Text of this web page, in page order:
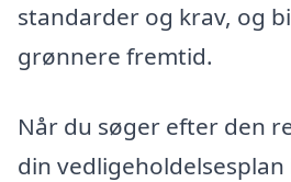
standarder og krav, og
grønnere fremtid.
Når du søger efter den
din vedligeholdelsesplan